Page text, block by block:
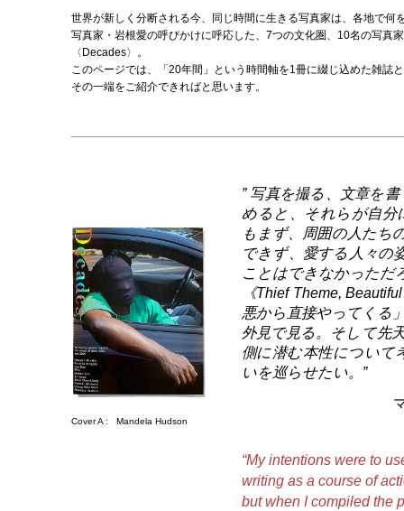
世界が新しく分断される今、同じ時間に生きる写真家は、各地で
写真家・岩根愛の呼びかけに呼応した、7つの文化圏、10名の写真
〈Decades〉。
このページでは、「20年間」という時間軸を1冊に綴じ込めた雑誌
その一端をご紹介できればと思います。
Cover A : Mandela Hudson
” 写真を撮る、文章を
めると、それらが自
もまず、周囲の人たち
できず、愛する人々の
ことはできなかった
《Thief Theme,
悪から直接やってくる
外見で見る。そして先
側に潜む本性につい
いを巡らせたい。”
“My intentions were to
writing as a course of
but when I compiled the